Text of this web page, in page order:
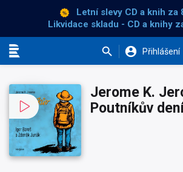
Letní slevy CD a knih za
Likvidace skladu - CD a knihy
Přihlášení
Jerome K.
Poutníkův